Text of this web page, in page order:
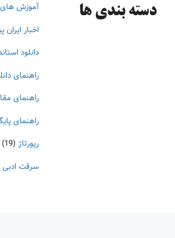
دسته‌ بندی ها آموزش
اخبار ایران
دانلود
راهنمای
راهنمای
راهنمای
رپورتاژ (19)
سرقت ادبی